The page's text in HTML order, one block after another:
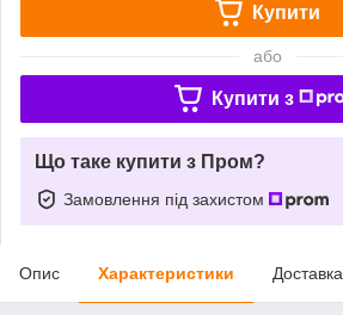
Купити
або
Купити з
Що таке купити з Пром?
Замовлення під захистом
Опис Характеристики Доставка